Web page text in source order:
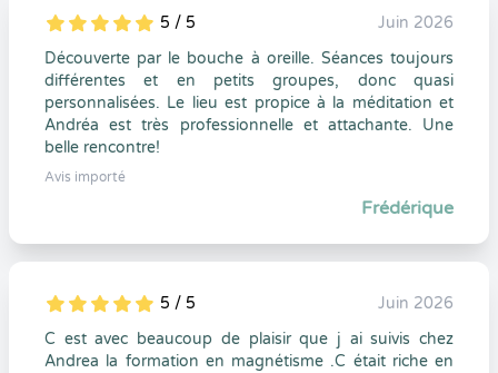
5
1
5
0 5 / 5
Juin 2026
Découverte par le bouche à oreille. Séances toujours
différentes et en petits groupes, donc quasi
personnalisées. Le lieu est propice à la méditation et
Andréa est très professionnelle et attachante. Une
belle rencontre!
Avis importé
Frédérique
5
1
5
0 5 / 5
Juin 2026
C est avec beaucoup de plaisir que j ai suivis chez
Andrea la formation en magnétisme .C était riche en